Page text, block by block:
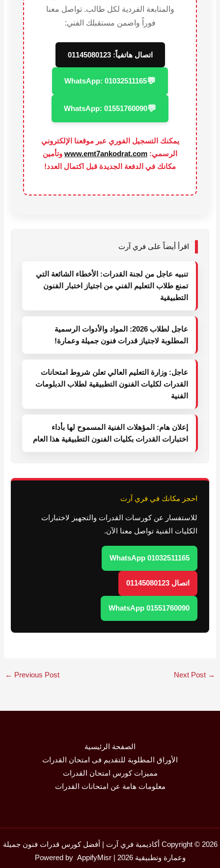
والمتابعة الفردية لكل طالب. تواصل معنا
فوراً واضمن مستقبلك الفني:
اتصال هاتفياً: 01145080123
💬
WhatsApp: 01032511165
💬
WhatsApp: 01551760090
يمكنك التسجيل الفوري عبر موقعنا الإلكتروني
الرسمي: www.emt7ankodrat.com وتأمين
مكانك في الدفعة الجديدة قبل اكتمال العدد!
اقرأ أيضاً على فري آرت
تنبيه عاجل من لجنة القدرات: الأخطاء الشائعة التي
تمنع طلاب التعليم الفني من اجتياز اختبار الفنون
التطبيقية
عاجل لطلاب 2026: المواد والأدوات الرسمية
المطلوبة لاجتياز قدرات فنون جميلة وعمارة!
عاجل: وزارة التعليم العالي تعلن شروط امتحانات
القدرات لكليات الفنون التطبيقية لطلاب الدبلومات
الفنية
إعلان هام: المؤهلات الفنية المسموح لها بأداء
اختبارات القدرات بكليات الفنون التطبيقية هذا العام
احجز مكانك في فري آرت
للاستفسار عن كورسات القدرات والتجهيز لاختبارات
الكليات الفنية تواصل معنا الآن.
WhatsApp 01032511165
اتصال 01145080123
WhatsApp 01551760090
← Previous Post Next Post →
الصفحة الرئيسية
الأوراق المطلوبة للتقديم فى امتحان القدرات
مميزات كورس امتحان القدرات
معلومات هامة عن امتحانات القدرات
Copyright © 2026 أكاديمية فري آرت | أفضل كورس قدرات فنون جميلة
وعمارة وتطبيقية 2026 | Powered by
AppifyMisr